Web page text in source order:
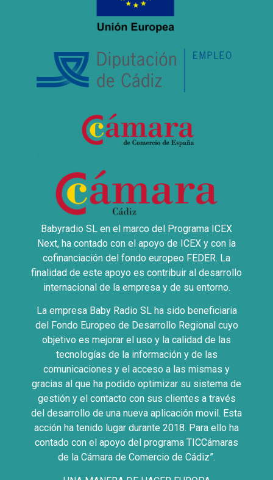
Babyradio SL en el marco del Programa ICEX
Next, ha contado con el apoyo de ICEX y con la
cofinanciación del fondo europeo FEDER. La
finalidad de este apoyo es contribuir al desarrollo
internacional de la empresa y de su entorno.
La empresa Baby Radio SL ha sido beneficiaria
del Fondo Europeo de Desarrollo Regional cuyo
objetivo es mejorar el uso y la calidad de las
tecnologías de la información y de las
comunicaciones y el acceso a las mismas y
gracias al que ha podido optimizar su sistema de
gestión y el contacto con sus clientes a través
del desarrollo de una nueva aplicación movil. Esta
acción ha tenido lugar durante 2018. Para ello ha
contado con el apoyo del programa TICCámaras
de la Cámara de Comercio de Cádiz”.